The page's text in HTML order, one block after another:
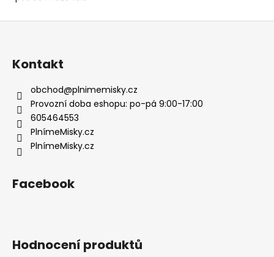
Z
Kontakt
obchod@plnimemisky.cz
Provozní doba eshopu: po-pá 9:00-17:00
605464553
PlnímeMisky.cz
PlnímeMisky.cz
Facebook
Hodnocení produktů